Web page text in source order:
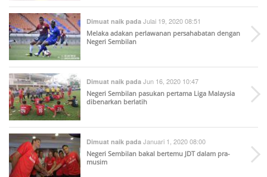
Dimuat naik pada Julai 19, 2020 08:51
Melaka adakan perlawanan persahabatan dengan
Negeri Sembilan
Dimuat naik pada Jun 16, 2020 10:47
Negeri Sembilan pasukan pertama Liga Malaysia
dibenarkan berlatih
Dimuat naik pada Januari 1, 2020 08:00
Negeri Sembilan bakal bertemu JDT dalam pra-
musim